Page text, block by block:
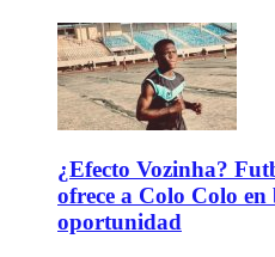
¿Efecto Vozinha?
ofrece a Colo Colo
oportunidad